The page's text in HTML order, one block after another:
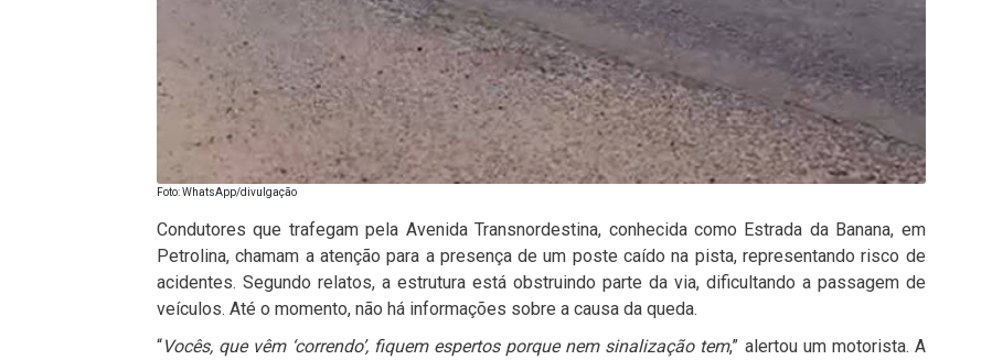
Foto: WhatsApp/divulgação
Condutores que trafegam pela Avenida Transnordestina, conhecida como Estrada da Banana, em
Petrolina, chamam a atenção para a presença de um poste caído na pista, representando risco de
acidentes. Segundo relatos, a estrutura está obstruindo parte da via, dificultando a passagem de
veículos. Até o momento, não há informações sobre a causa da queda.
“Vocês, que vêm ‘correndo’, fiquem espertos porque nem sinalização tem,” alertou um motorista. A